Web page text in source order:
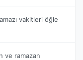
vakitleri öğle
ve ramazan